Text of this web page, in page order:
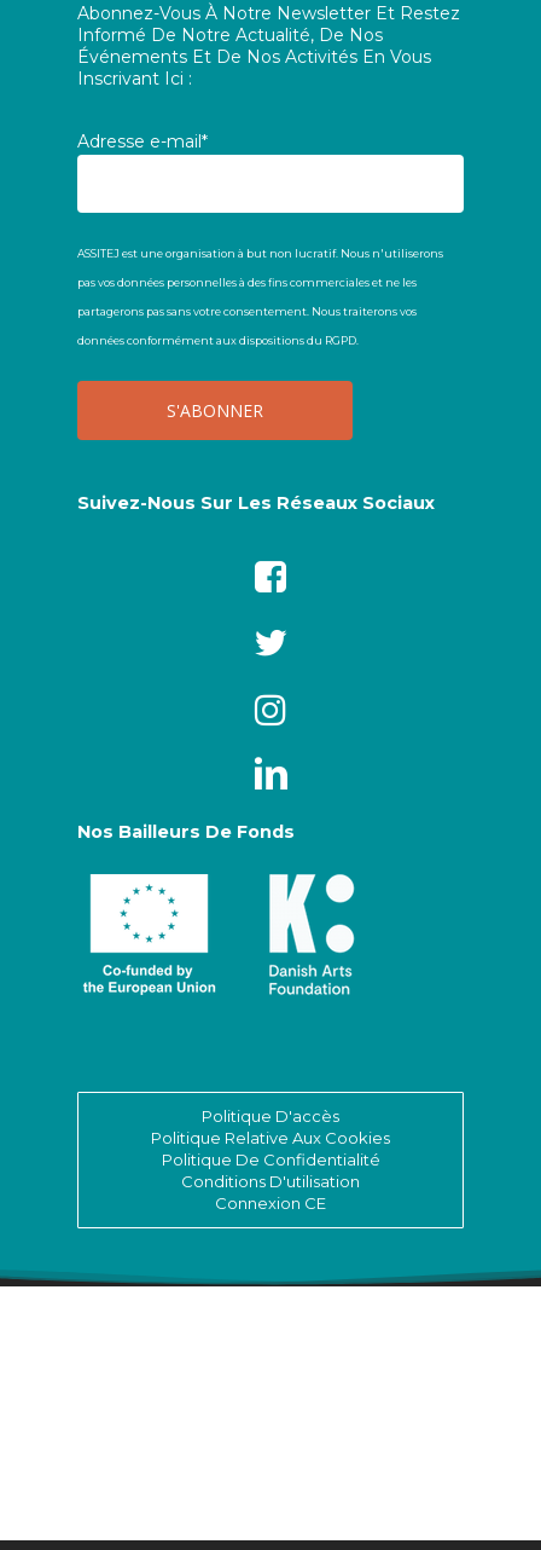
Abonnez-Vous À Notre Newsletter Et Restez
Informé De Notre Actualité, De Nos
Événements Et De Nos Activités En Vous
Inscrivant Ici :
Adresse e-mail*
ASSITEJ est une organisation à but non lucratif. Nous n'utiliserons
pas vos données personnelles à des fins commerciales et ne les
partagerons pas sans votre consentement. Nous traiterons vos
données conformément aux dispositions du RGPD.
Suivez-Nous Sur Les Réseaux Sociaux
Nos Bailleurs De Fonds
Politique D'accès
Politique Relative Aux Cookies
Politique De Confidentialité
Conditions D'utilisation
Connexion CE